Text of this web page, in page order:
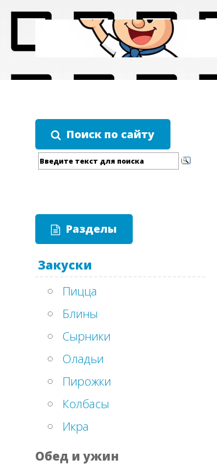
Поиск по сайту
Разделы
Закуски
Пицца
Блины
Сырники
Оладьи
Пирожки
Колбасы
Икра
Обед и ужин